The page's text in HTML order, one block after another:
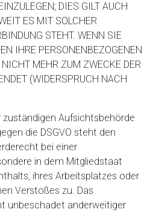
DIES GILT AUCH
ES MIT SOLCHER
STEHT. WENN SIE
IHRE PERSONENBEZOGENEN
MEHR ZUM ZWECKE DER
(WIDERSPRUCH NACH
Aufsichts­behörde
die DSGVO steht den
bei einer
in dem Mitgliedstaat
ihres Arbeitsplatzes oder
Verstoßes zu. Das
unbeschadet anderweitiger